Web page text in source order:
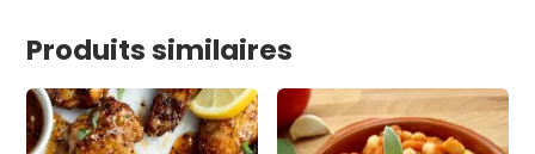
Produits similaires